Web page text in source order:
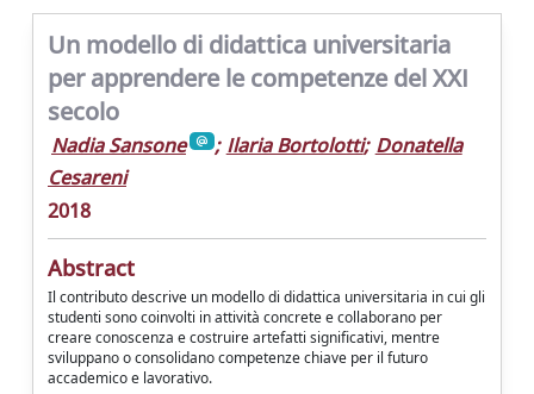
Un modello di didattica universitaria
per apprendere le competenze del XXI
secolo
Nadia Sansone ; Ilaria Bortolotti; Donatella
Cesareni
2018
Abstract
Il contributo descrive un modello di didattica universitaria in cui gli
studenti sono coinvolti in attività concrete e collaborano per
creare conoscenza e costruire artefatti significativi, mentre
sviluppano o consolidano competenze chiave per il futuro
accademico e lavorativo.